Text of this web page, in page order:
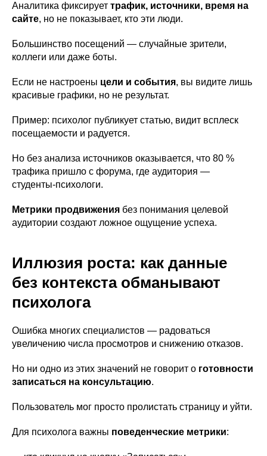
Аналитика фиксирует трафик, источники, время на
сайте, но не показывает, кто эти люди.
Большинство посещений — случайные зрители,
коллеги или даже боты.
Если не настроены цели и события, вы видите лишь
красивые графики, но не результат.
Пример: психолог публикует статью, видит всплеск
посещаемости и радуется.
Но без анализа источников оказывается, что 80 %
трафика пришло с форума, где аудитория —
студенты-психологи.
Метрики продвижения без понимания целевой
аудитории создают ложное ощущение успеха.
Иллюзия роста: как данные
без контекста обманывают
психолога
Ошибка многих специалистов — радоваться
увеличению числа просмотров и снижению отказов.
Но ни одно из этих значений не говорит о готовности
записаться на консультацию.
Пользователь мог просто пролистать страницу и уйти.
Для психолога важны поведенческие метрики: